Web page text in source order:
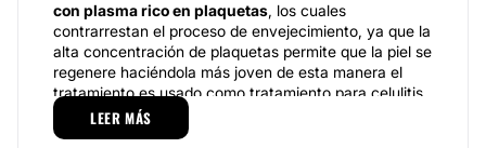
con plasma rico en plaquetas, los cuales
contrarrestan el proceso de envejecimiento, ya que la
alta concentración de plaquetas permite que la piel se
regenere haciéndola más joven de esta manera el
tratamiento es usado como tratamiento para celulitis,
ulceras cutáneas y para flacidez corporal y facial.
Otro de los tratamientos es
LEER MÁS